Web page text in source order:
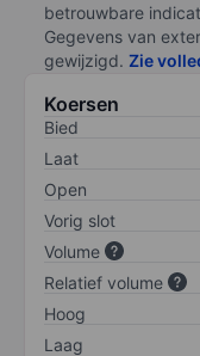
betrouwbare
Gegevens van
gewijzigd. Zie
Koersen
Bied
Laat
Open
Vorig slot
Volume
Relatief volume
Hoog
Laag